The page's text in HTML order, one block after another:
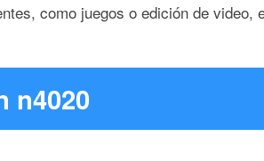
como juegos o edición de video,
n4020